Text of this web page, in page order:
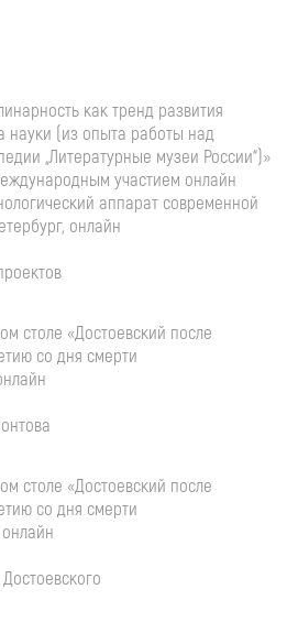
как тренд развития
науки (из опыта работы над
„Литературные музеи России“)»
участием онлайн
аппарат современной
, онлайн
столе «Достоевский после
со дня смерти
столе «Достоевский после
со дня смерти
онлайн